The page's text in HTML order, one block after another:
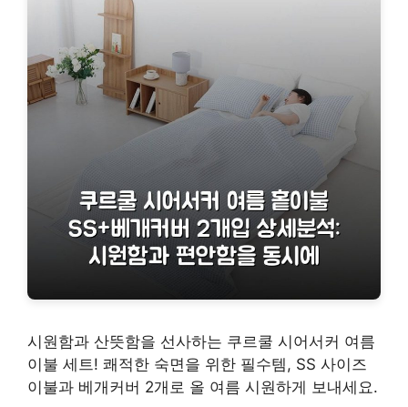
시원함과 산뜻함을 선사하는 쿠르쿨 시어서커 여름
이불 세트! 쾌적한 숙면을 위한 필수템, SS 사이즈
이불과 베개커버 2개로 올 여름 시원하게 보내세요.